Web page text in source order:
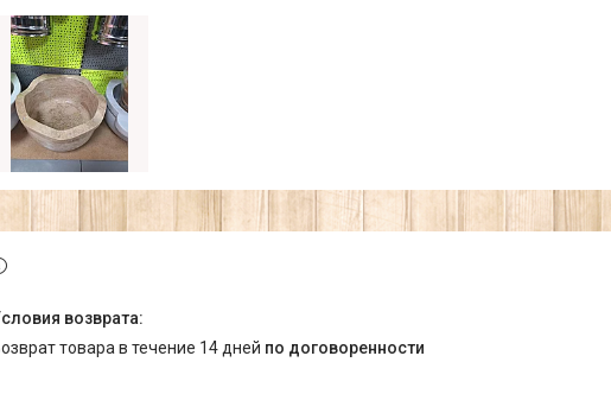
возврат товара в течение 14 дней по договоренности